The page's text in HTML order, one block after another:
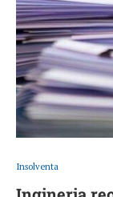
Insolventa